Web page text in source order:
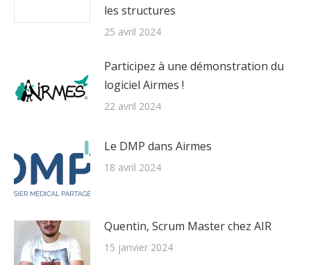
les structures
25 avril 2024
Participez à une démonstration du
logiciel Airmes !
22 avril 2024
Le DMP dans Airmes
18 avril 2024
Quentin, Scrum Master chez AIR
15 janvier 2024